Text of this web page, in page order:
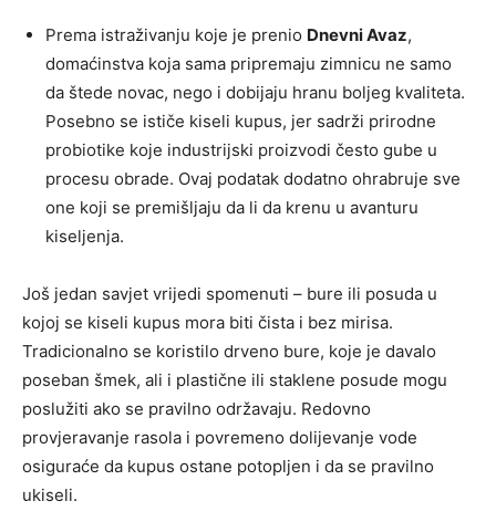
Prema istraživanju koje je prenio Dnevni Avaz,
domaćinstva koja sama pripremaju zimnicu ne samo
da štede novac, nego i dobijaju hranu boljeg kvaliteta.
Posebno se ističe kiseli kupus, jer sadrži prirodne
probiotike koje industrijski proizvodi često gube u
procesu obrade. Ovaj podatak dodatno ohrabruje sve
one koji se premišljaju da li da krenu u avanturu
kiseljenja.
Još jedan savjet vrijedi spomenuti – bure ili posuda u
kojoj se kiseli kupus mora biti čista i bez mirisa.
Tradicionalno se koristilo drveno bure, koje je davalo
poseban šmek, ali i plastične ili staklene posude mogu
poslužiti ako se pravilno održavaju. Redovno
provjeravanje rasola i povremeno dolijevanje vode
osiguraće da kupus ostane potopljen i da se pravilno
ukiseli.